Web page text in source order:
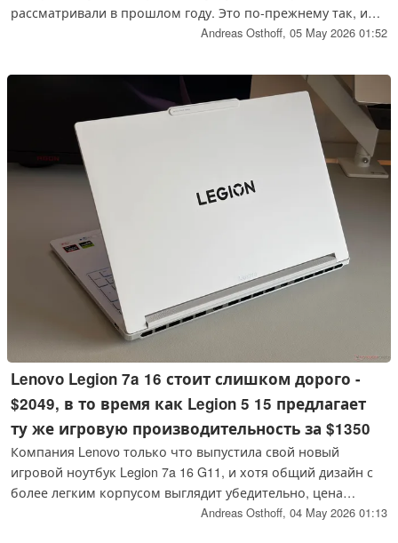
рассматривали в прошлом году. Это по-прежнему так, и
SKU на базе GeForce RTX 5090 может легко идти в ногу
Andreas Osthoff, 05 May 2026 01:52
Lenovo Legion 7a 16 стоит слишком дорого -
$2049, в то время как Legion 5 15 предлагает
ту же игровую производительность за $1350
Компания Lenovo только что выпустила свой новый
игровой ноутбук Legion 7a 16 G11, и хотя общий дизайн с
более легким корпусом выглядит убедительно, цена
вызывает вопросы. Почему Вы должны платить более
Andreas Osthoff, 04 May 2026 01:13